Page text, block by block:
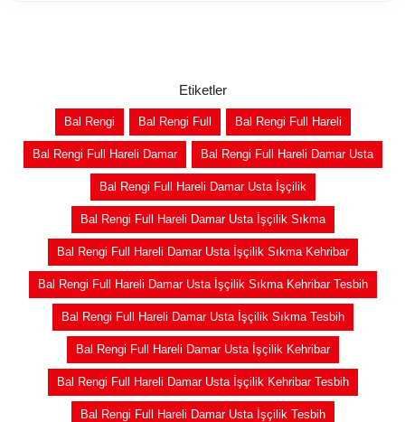
Etiketler
Bal Rengi Bal Rengi Full Bal Rengi Full Hareli
Bal Rengi Full Hareli Damar Bal Rengi Full Hareli Damar Usta
Bal Rengi Full Hareli Damar Usta İşçilik
Bal Rengi Full Hareli Damar Usta İşçilik Sıkma
Bal Rengi Full Hareli Damar Usta İşçilik Sıkma Kehribar
Bal Rengi Full Hareli Damar Usta İşçilik Sıkma Kehribar Tesbih
Bal Rengi Full Hareli Damar Usta İşçilik Sıkma Tesbih
Bal Rengi Full Hareli Damar Usta İşçilik Kehribar
Bal Rengi Full Hareli Damar Usta İşçilik Kehribar Tesbih
Bal Rengi Full Hareli Damar Usta İşçilik Tesbih